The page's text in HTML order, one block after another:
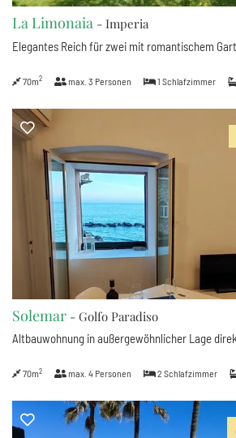
La Limonaia - Imperia
Elegantes Reich für zwei mit romantischem
70m2 max. 3 Personen 1 Schlafzimmer
Solemar - Golfo Paradiso
Altbauwohnung in außergewöhnlicher Lage
70m2 max. 4 Personen 2 Schlafzimmer